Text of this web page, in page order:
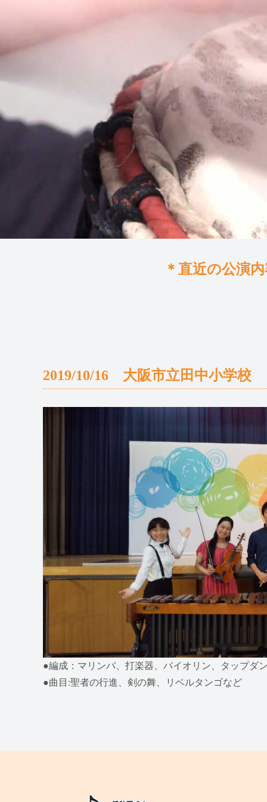
＊直近の公演
2019/10/16 大阪市立田中小学校
●編成：マリンバ、打楽器、バイオリン、タップダ
●曲目:聖者の行進、剣の舞、リベルタンゴなど